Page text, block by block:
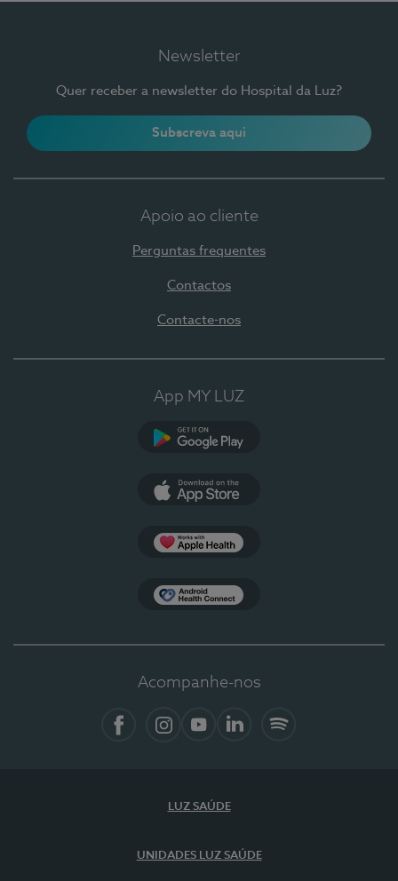
Newsletter
Quer receber a newsletter do Hospital da Luz?
Subscreva aqui
Apoio ao cliente
Perguntas frequentes
Contactos
Contacte-nos
App MY LUZ
Acompanhe-nos
LUZ SAÚDE
UNIDADES LUZ SAÚDE